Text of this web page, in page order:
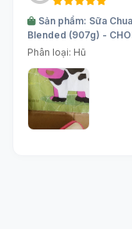
Sản phẩm: Sữa
Blended (907g) -
Phân loại: Hũ